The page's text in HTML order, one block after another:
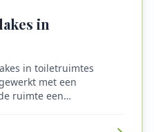
in
in toiletruimtes
met een
ruimte een